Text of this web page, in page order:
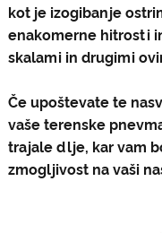
kot je izogibanje
enakomerne hitrosti
skalami in drugimi
Če upoštevate te
vaše terenske
trajale dlje, kar vam
zmogljivost na vaši